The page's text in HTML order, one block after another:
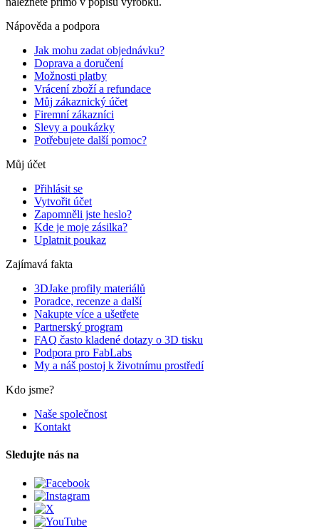
Nápověda a podpora
Jak mohu zadat objednávku?
Doprava a doručení
Možnosti platby
Vrácení zboží a refundace
Můj zákaznický účet
Firemní zákazníci
Slevy a poukázky
Potřebujete další pomoc?
Můj účet
Přihlásit se
Vytvořit účet
Zapomněli jste heslo?
Kde je moje zásilka?
Uplatnit poukaz
Zajímavá fakta
3DJake profily materiálů
Poradce, recenze a další
Nakupte více a ušetřete
Partnerský program
FAQ často kladené dotazy o 3D tisku
Podpora pro FabLabs
My a náš postoj k životnímu prostředí
Kdo jsme?
Naše společnost
Kontakt
Sledujte nás na